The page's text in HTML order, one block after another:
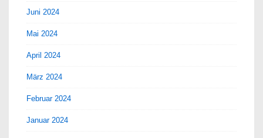
Juni 2024
Mai 2024
April 2024
März 2024
Februar 2024
Januar 2024